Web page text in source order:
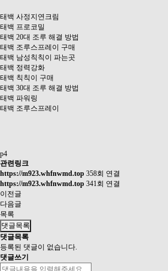
태백 사정지연크림
태백 프로코밀
태백 20대 조루 해결 방법
태백 조루스프레이 구매
태백 남성칙칙이 파는곳
태백 정력강화
태백 칙칙이 구매
태백 30대 조루 해결 방법
태백 파워링
태백 조루스프레이
p4
관련링크
https://m923.whfnwmd.top 358회 연결
https://m923.whfnwmd.top 341회 연결
이전글
다음글
목록
댓글목록
댓글목록
등록된 댓글이 없습니다.
댓글쓰기